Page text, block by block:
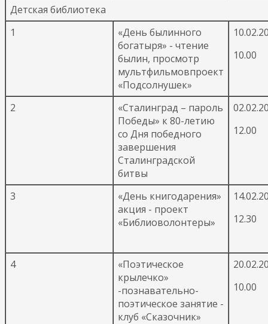
Детская библиотека
1
«День былинного
богатыря» - чтение
былин, просмотр
мультфильмовпроект
«Подсолнушек»
10.00
2
«Сталинград – пароль
Победы» к 80-летию
со Дня победного
завершения
Сталинградской
битвы
12.00
3
«День книгодарения»
акция - проект
«Библиоволонтеры»
12.30
4
«Поэтическое
крылечко»
-познавательно-
поэтическое занятие -
клуб «Сказочник»
10.00